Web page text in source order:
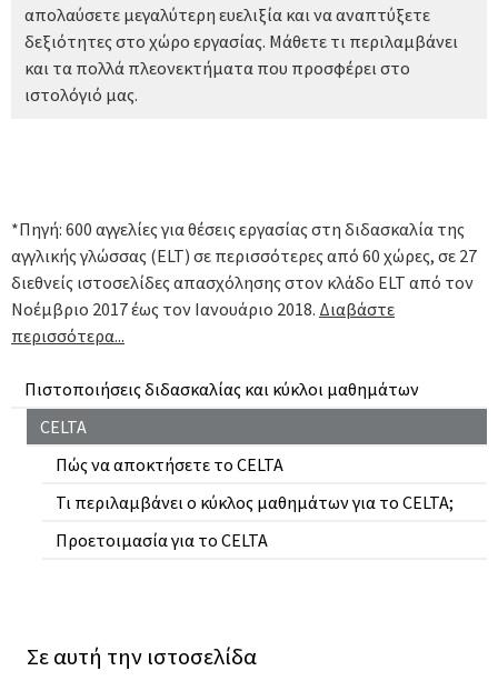
Πιστοποιήσεις διδασκαλίας και κύκλοι μαθημάτων
CELTA
Πώς να αποκτήσετε το CELTA
Τι περιλαμβάνει ο κύκλος μαθημάτων για το CELTA;
Προετοιμασία για το CELTA
απολαύσετε μεγαλύτερη ευελιξία και να αναπτύξετε
δεξιότητες στο χώρο εργασίας. Μάθετε τι περιλαμβάνει
και τα πολλά πλεονεκτήματα που προσφέρει στο
ιστολόγιό μας.
*Πηγή: 600 αγγελίες για θέσεις εργασίας στη διδασκαλία της
αγγλικής γλώσσας (ELT) σε περισσότερες από 60 χώρες, σε 27
διεθνείς ιστοσελίδες απασχόλησης στον κλάδο ELT από τον
Νοέμβριο 2017 έως τον Ιανουάριο 2018. Διαβάστε
περισσότερα...
Σε αυτή την ιστοσελίδα